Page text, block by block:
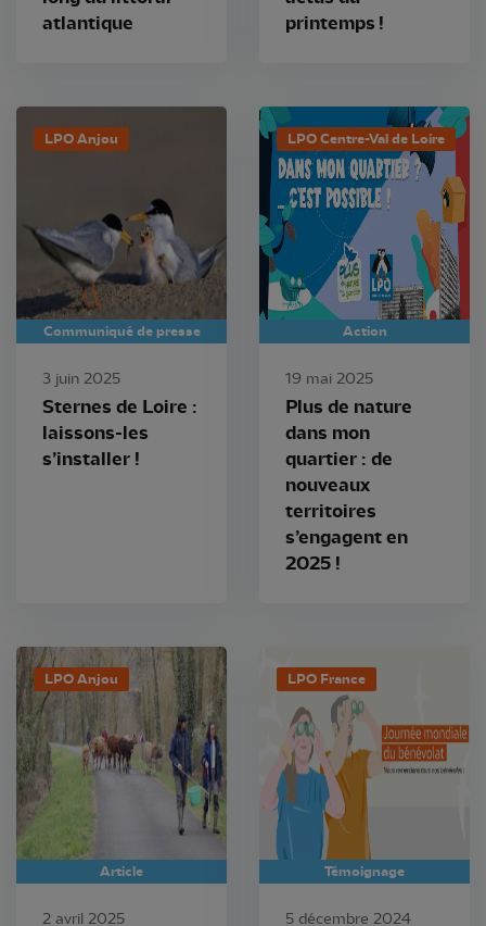
atlantique
printemps !
LPO Anjou
Communiqué de presse
3 juin 2025
Sternes de Loire :
laissons-les
s’installer !
LPO Centre-Val de Loire
Action
19 mai 2025
Plus de nature
dans mon
quartier : de
nouveaux
territoires
s’engagent en
2025 !
LPO Anjou
Article
2 avril 2025
LPO France
Témoignage
5 décembre 2024